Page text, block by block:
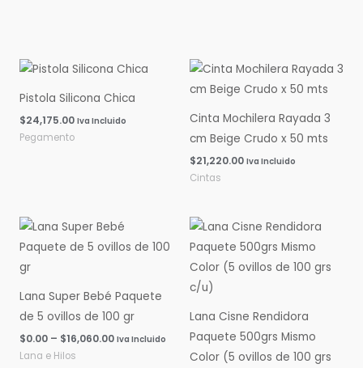
Pistola Silicona Chica
$24,175.00 Iva Incluido
Pegamento
Cinta Mochilera Rayada 3
cm Beige Crudo x 50 mts
$21,220.00 Iva Incluido
Cintas
Lana Super Bebé Paquete
de 5 ovillos de 100 gr
$0.00 – $16,060.00
Rango
de
precios:
$16,060.00
Iva Incluido
Lana e Hilos
Lana Cisne Rendidora
Paquete 500grs Mismo
Color (5 ovillos de 100 grs
Rango
de
precios:
desde
$0.00